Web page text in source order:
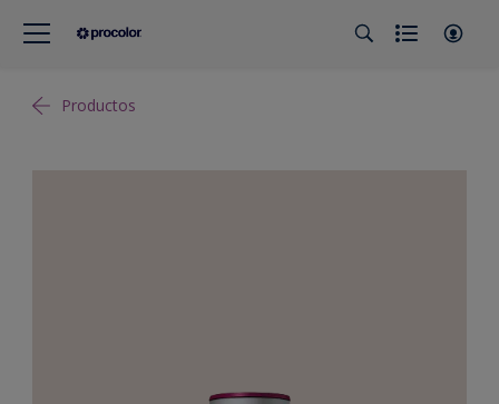
Productos